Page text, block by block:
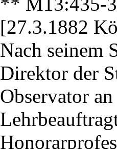
[27.3.1882
Nach seinem
Direktor der
Observator